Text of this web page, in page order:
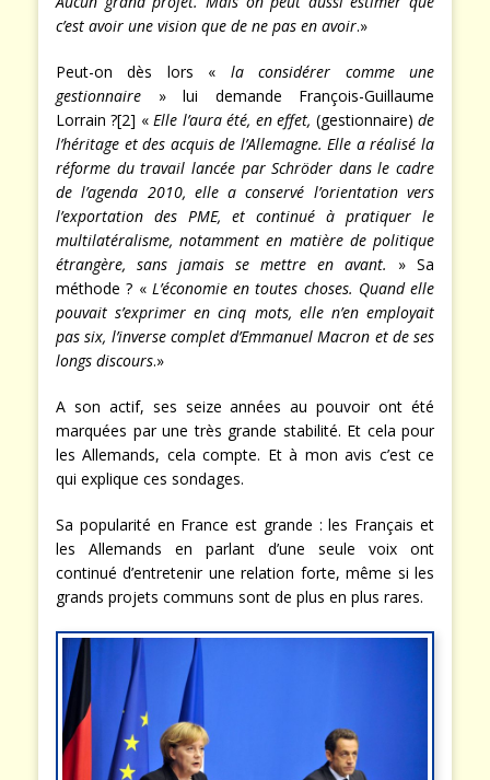
c’est avoir une vision que de ne pas en avoir.»
Peut-on dès lors « la considérer comme une
gestionnaire » lui demande François-Guillaume
Lorrain ?[2] «Elle l’aura été, en effet, (gestionnaire)de
l’héritage et des acquis de l’Allemagne. Elle a réalisé la
réforme du travail lancée par Schröder dans le cadre
de l’agenda 2010, elle a conservé l’orientation vers
l’exportation des PME, et continué à pratiquer le
multilatéralisme, notamment en matière de politique
étrangère, sans jamais se mettre en avant.
» Sa
méthode ? «L’économie en toutes choses. Quand elle
pouvait s’exprimer en cinq mots, elle n’en employait
pas six, l’inverse complet d’Emmanuel Macron et de ses
longs discours.»
A son actif, ses seize années au pouvoir ont été
marquées par une très grande stabilité. Et cela pour
les Allemands, cela compte. Et à mon avis c’est ce
qui explique ces sondages.
Sa popularité en France est grande : les Français et
les Allemands en parlant d’une seule voix ont
continué d’entretenir une relation forte, même si les
grands projets communs sont de plus en plus rares.